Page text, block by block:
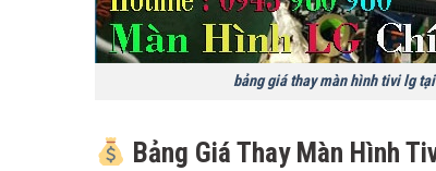
bảng giá thay màn hình tivi lg
Bảng Giá Thay Màn Hình